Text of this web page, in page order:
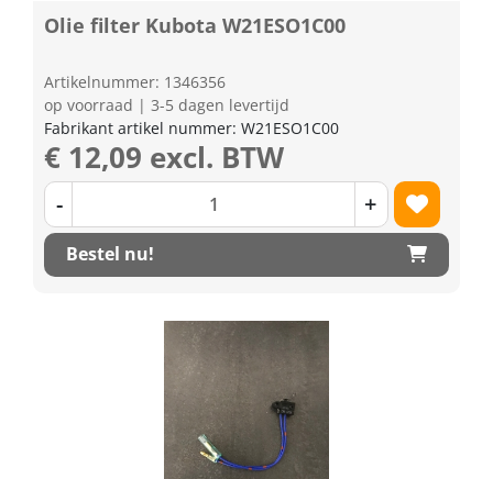
Olie filter Kubota W21ESO1C00
Artikelnummer: 1346356
op voorraad | 3-5 dagen levertijd
Fabrikant artikel nummer: W21ESO1C00
€ 12,09 excl. BTW
- +
Bestel nu!